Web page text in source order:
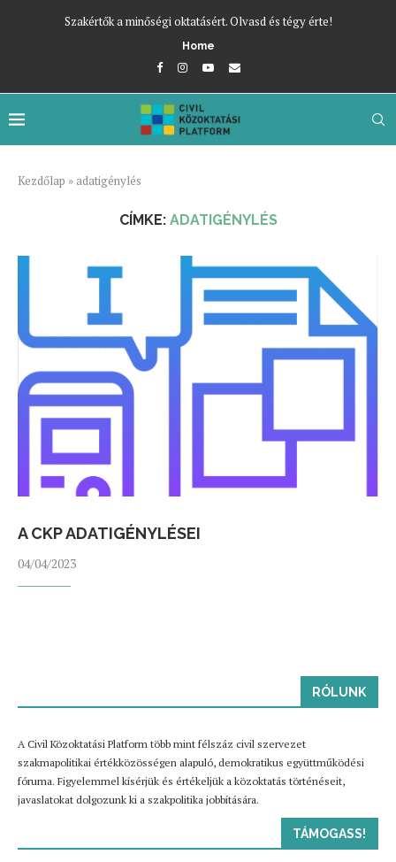
Szakértők a minőségi oktatásért. Olvasd és tégy érte!
Home
Kezdőlap » adatigénylés
CÍMKE: ADATIGÉNYLÉS
A CKP ADATIGÉNYLÉSEI
04/04/2023
RÓLUNK
A Civil Közoktatási Platform több mint félszáz civil szervezet
szakmapolitikai értékközösségen alapuló, demokratikus együttműködési
fóruma. Figyelemmel kísérjük és értékeljük a közoktatás történéseit,
javaslatokat dolgozunk ki a szakpolitika jobbítására.
TÁMOGASS!